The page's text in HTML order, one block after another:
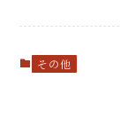
その他